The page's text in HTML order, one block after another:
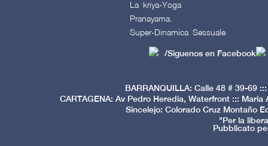
La kriya-Yoga
Pranayama.
Super-Dinamica Sessuale
/Siguenos en Facebook
BARRANQUILLA: Calle 48 # 39-69
CARTAGENA: Av Pedro Heredia, Waterfront :::
Sincelejo: Colorado Cruz Montaño
"Per la
Pubblicato